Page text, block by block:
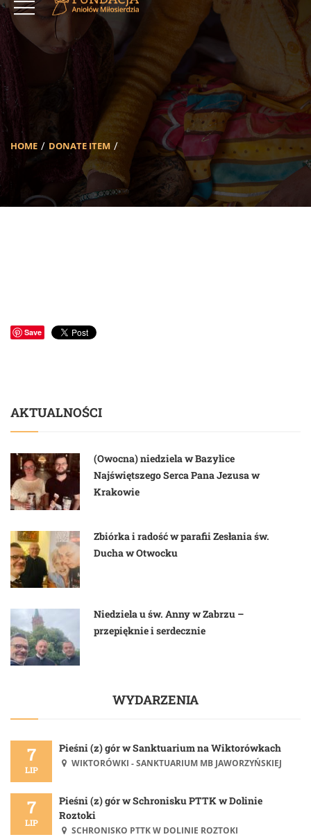
HOME DONATE ITEM
Save
AKTUALNOŚCI
(Owocna) niedziela w Bazylice
Najświętszego Serca Pana Jezusa w
Krakowie
Zbiórka i radość w parafii Zesłania św.
Ducha w Otwocku
Niedziela u św. Anny w Zabrzu –
przepięknie i serdecznie
WYDARZENIA
7
LIP
Pieśni (z) gór w Sanktuarium na Wiktorówkach
WIKTORÓWKI - SANKTUARIUM MB JAWORZYŃSKIEJ
7
LIP
Pieśni (z) gór w Schronisku PTTK w Dolinie
Roztoki
SCHRONISKO PTTK W DOLINIE ROZTOKI